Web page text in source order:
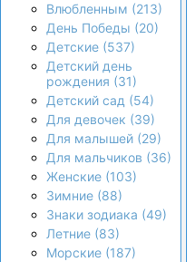
Влюбленным (213)
День Победы (20)
Детские (537)
Детский день
рождения (31)
Детский сад (54)
Для девочек (39)
Для малышей (29)
Для мальчиков (36)
Женские (103)
Зимние (88)
Знаки зодиака (49)
Летние (83)
Морские (187)